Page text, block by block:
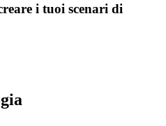
i tuoi scenari di